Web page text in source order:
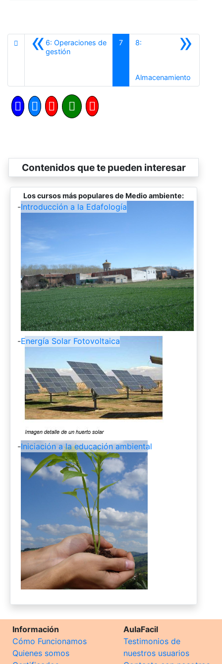
«6: Operaciones de
gestiónAnterior
7 »
8:
Almacenamiento
Contenidos que te pueden interesar
Los cursos más populares de Medio ambiente:
-Introducción a la Edafología
-Energía Solar Fotovoltaica
-Iniciación a la educación ambiental
Información
Cómo Funcionamos
Quienes somos
AulaFacil
Testimonios de
nuestros usuarios